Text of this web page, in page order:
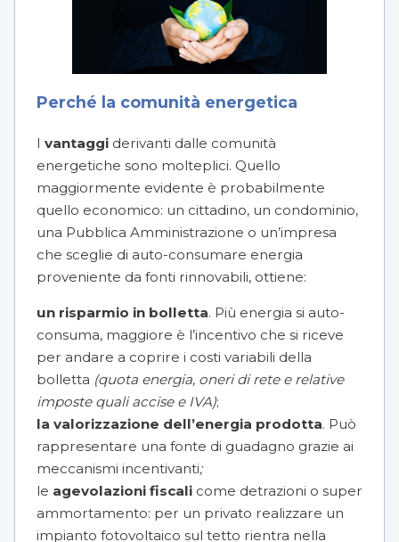
Perché la comunità energetica
I vantaggi derivanti dalle comunità
energetiche sono molteplici. Quello
maggiormente evidente è probabilmente
quello economico: un cittadino, un condominio,
una Pubblica Amministrazione o un’impresa
che sceglie di auto-consumare energia
proveniente da fonti rinnovabili, ottiene:
un risparmio in bolletta. Più energia si auto-
consuma, maggiore è l’incentivo che si riceve
per andare a coprire i costi variabili della
bolletta (quota energia, oneri di rete e relative
imposte quali accise e IVA);
la valorizzazione dell’energia prodotta. Può
rappresentare una fonte di guadagno grazie ai
meccanismi incentivanti;
le agevolazioni fiscali come detrazioni o super
ammortamento: per un privato realizzare un
impianto fotovoltaico sul tetto rientra nella